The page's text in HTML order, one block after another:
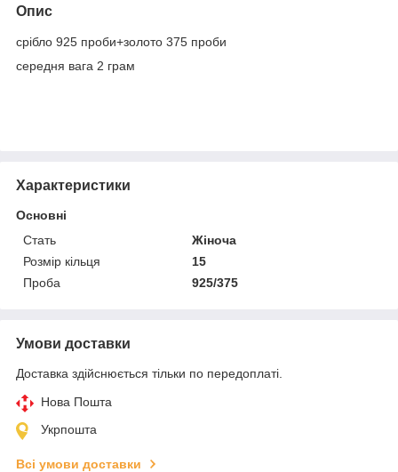
Опис
срібло 925 проби+золото 375 проби
середня вага 2 грам
Характеристики
Основні
Стать
Жіноча
Розмір кільця
15
Проба
925/375
Умови доставки
Доставка здійснюється тільки по передоплаті.
Нова Пошта
Укрпошта
Всі умови доставки